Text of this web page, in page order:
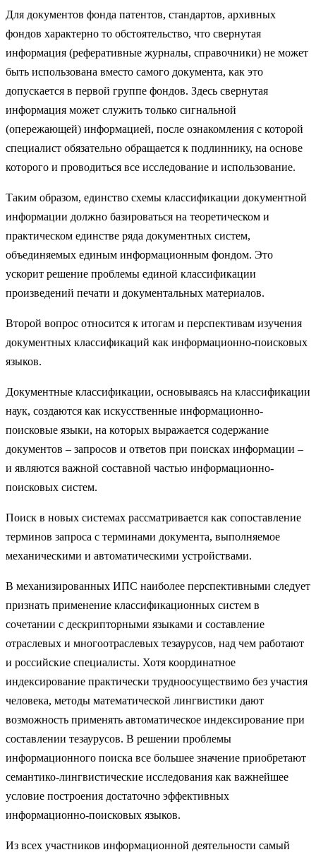
Для документов фонда патентов, стандартов, архивных
фондов характерно то обстоятельство, что свернутая
информация (реферативные журналы, справочники) не может
быть использована вместо самого документа, как это
допускается в первой группе фондов. Здесь свернутая
информация может служить только сигнальной
(опережающей) информацией, после ознакомления с которой
специалист обязательно обращается к подлиннику, на основе
которого и проводиться все исследование и использование.
Таким образом, единство схемы классификации документной
информации должно базироваться на теоретическом и
практическом единстве ряда документных систем,
объединяемых единым информационным фондом. Это
ускорит решение проблемы единой классификации
произведений печати и документальных материалов.
Второй вопрос относится к итогам и перспективам изучения
документных классификаций как информационно-поисковых
языков.
Документные классификации, основываясь на классификации
наук, создаются как искусственные информационно-
поисковые языки, на которых выражается содержание
документов – запросов и ответов при поисках информации –
и являются важной составной частью информационно-
поисковых систем.
Поиск в новых системах рассматривается как сопоставление
терминов запроса с терминами документа, выполняемое
механическими и автоматическими устройствами.
В механизированных ИПС наиболее перспективными следует
признать применение классификационных систем в
сочетании с дескрипторными языками и составление
отраслевых и многоотраслевых тезаурусов, над чем работают
и российские специалисты. Хотя координатное
индексирование практически трудноосуществимо без участия
человека, методы математической лингвистики дают
возможность применять автоматическое индексирование при
составлении тезаурусов. В решении проблемы
информационного поиска все большее значение приобретают
семантико-лингвистические исследования как важнейшее
условие построения достаточно эффективных
информационно-поисковых языков.
Из всех участников информационной деятельности самый